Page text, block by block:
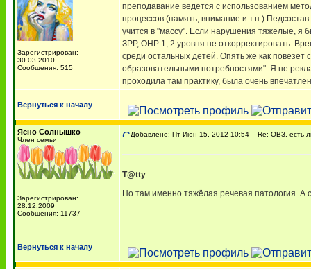
Зарегистрирован:
30.03.2010
Сообщения: 515
преподавание ведется с использованием
процессов (память, внимание и т.п.)
учится в "массу". Если нарушения тяжелые, я
ЗРР, ОНР 1, 2 уровня не откорректировать.
среди остальных детей. Опять же как повезет
образовательными потребностями". Я не
проходила там практику, была очень
Вернуться к началу
Ясно Солнышко
Член семьи
Зарегистрирован:
28.12.2009
Сообщения: 11737
Добавлено: Пт Июн 15, 2012 10:54 Re: ОВЗ, есть
T@tty
Но там именно тяжёлая речевая патология. А
Вернуться к началу